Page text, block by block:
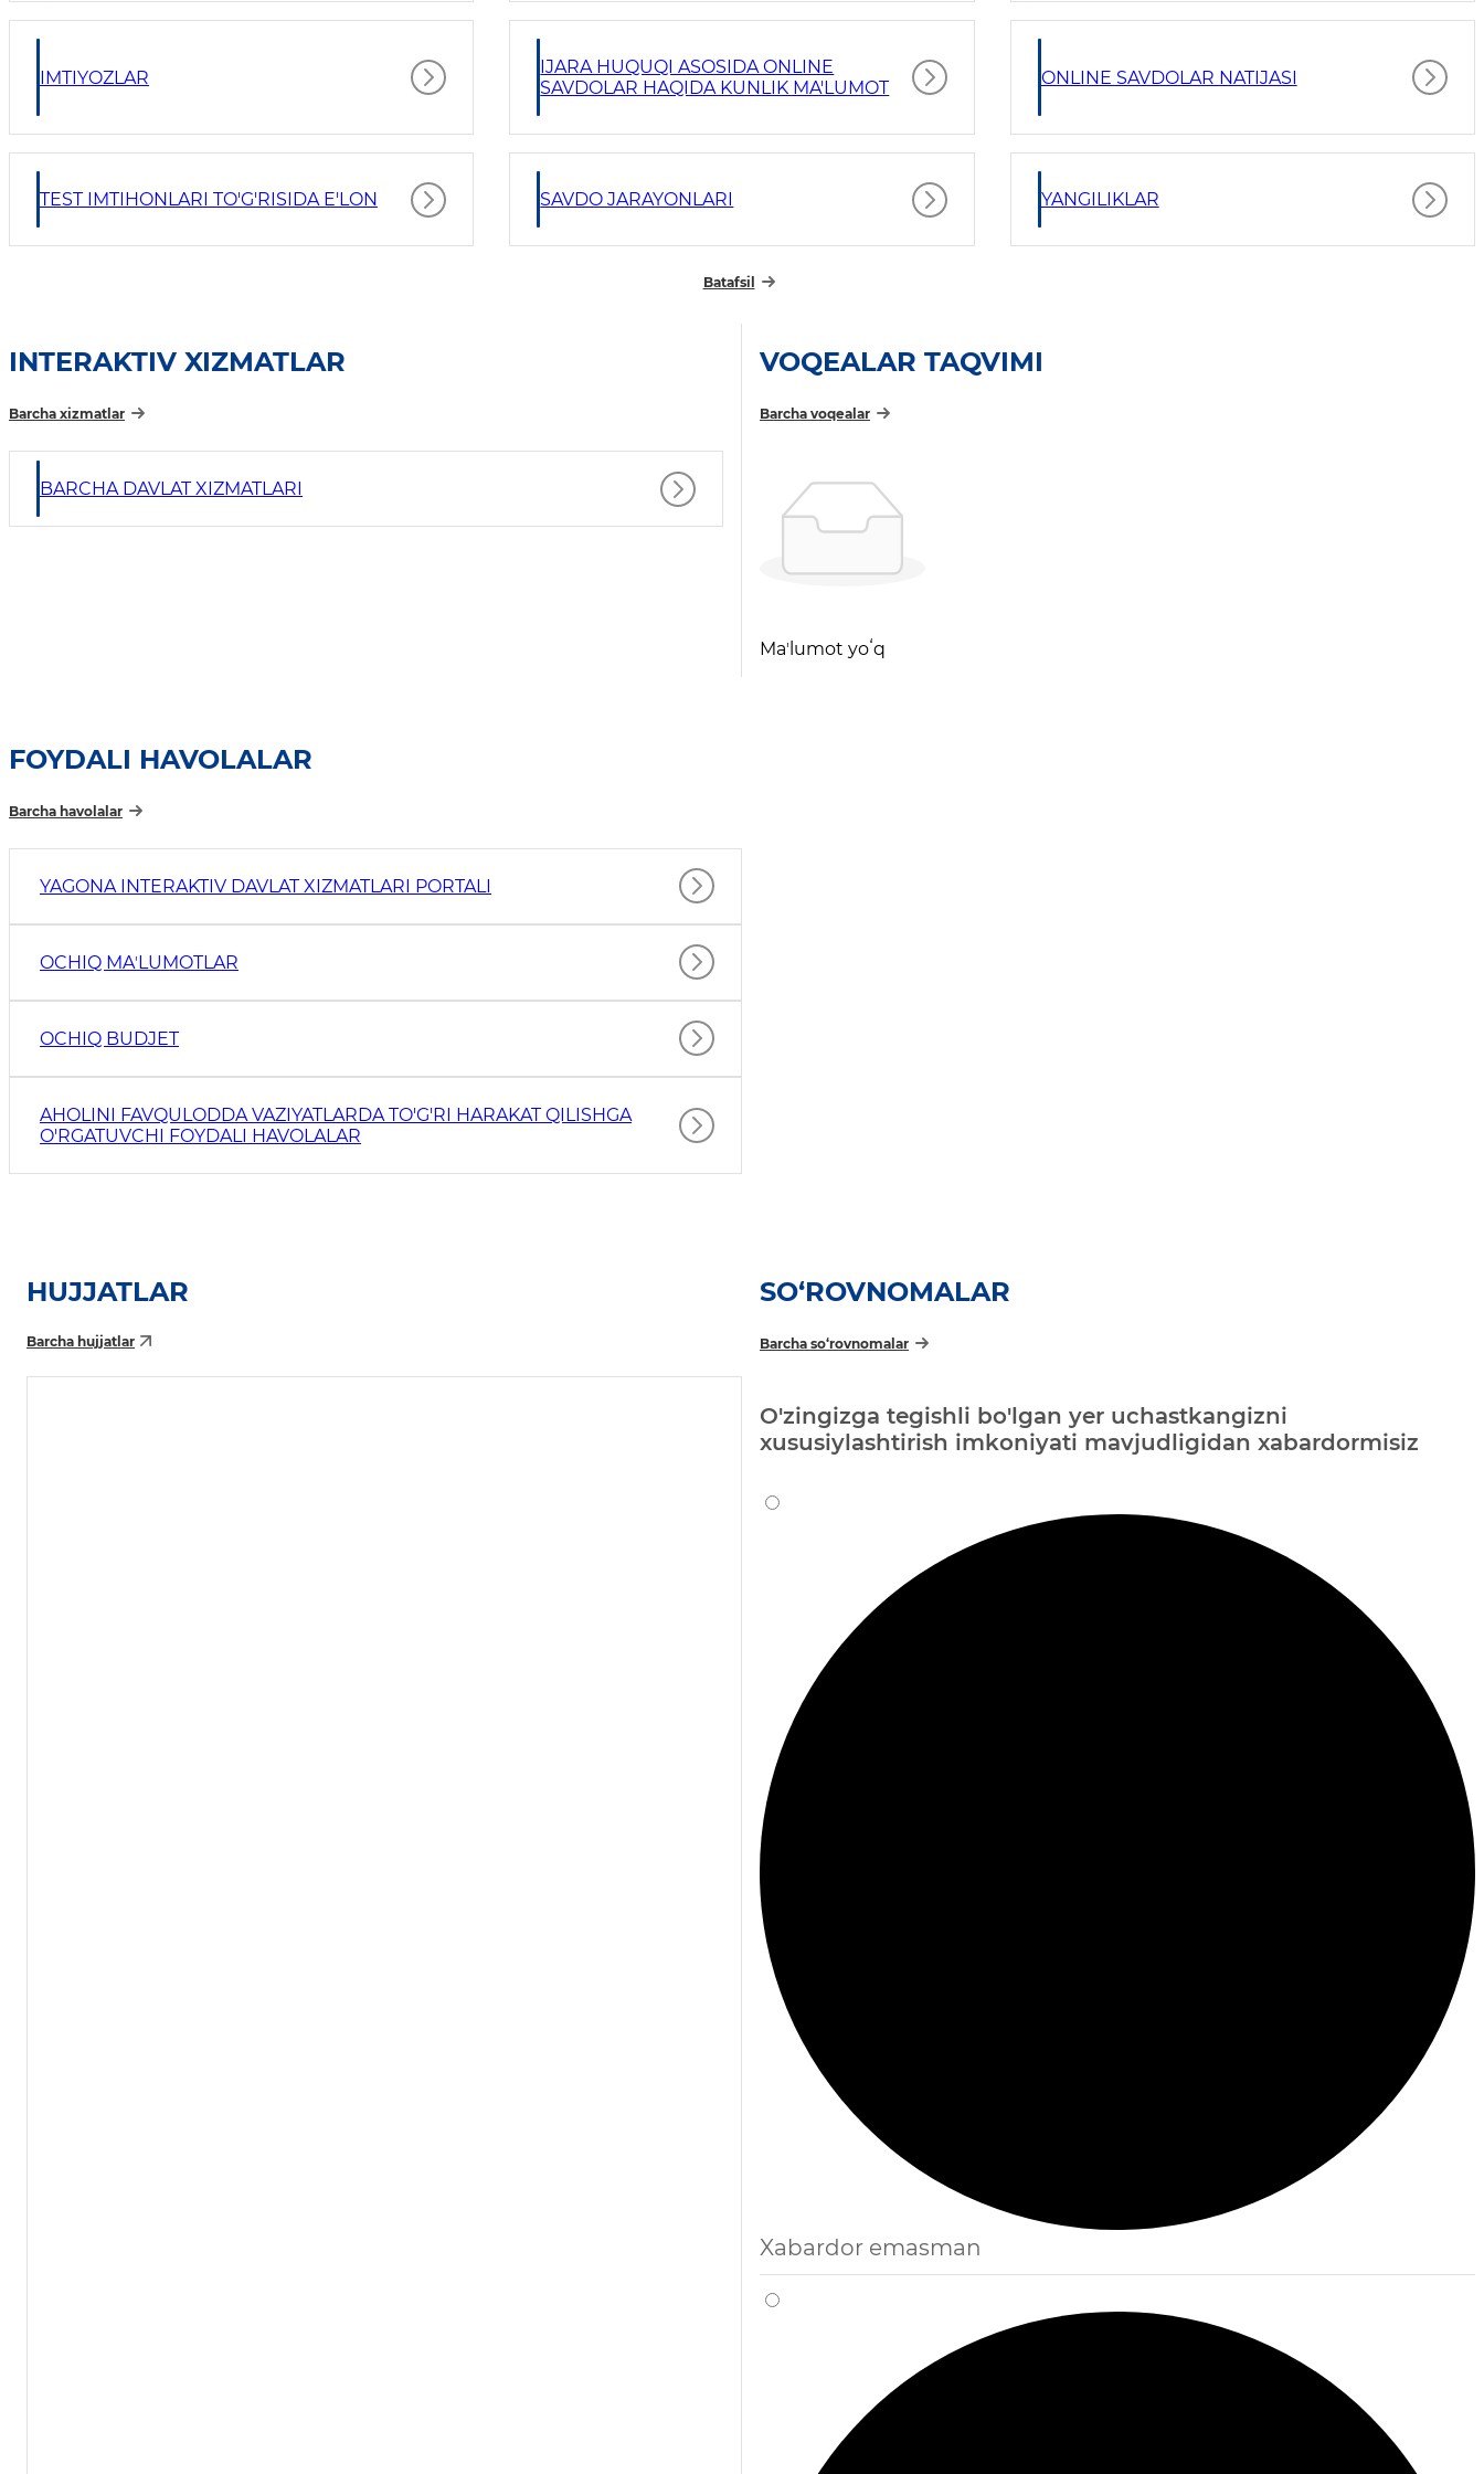
IMTIYOZLAR
IJARA HUQUQI ASOSIDA ONLINE
SAVDOLAR HAQIDA KUNLIK MA'LUMOT
ONLINE SAVDOLAR NATIJASI
TEST IMTIHONLARI TO'G'RISIDA E'LON SAVDO JARAYONLARI YANGILIKLAR
Batafsil
INTERAKTIV XIZMATLAR
Barcha xizmatlar
BARCHA DAVLAT XIZMATLARI
VOQEALAR TAQVIMI
Barcha voqealar
Maʼlumot yoʻq
FOYDALI HAVOLALAR
Barcha havolalar
YAGONA INTERAKTIV DAVLAT XIZMATLARI PORTALI
OCHIQ MAʼLUMOTLAR
OCHIQ BUDJET
AHOLINI FAVQULODDA VAZIYATLARDA TO'G'RI HARAKAT QILISHGA
O'RGATUVCHI FOYDALI HAVOLALAR
HUJJATLAR
Barcha hujjatlar
SO‘ROVNOMALAR
Barcha so‘rovnomalar
O'zingizga tegishli bo'lgan yer uchastkangizni
xususiylashtirish imkoniyati mavjudligidan xabardormisiz
Xabardor emasman